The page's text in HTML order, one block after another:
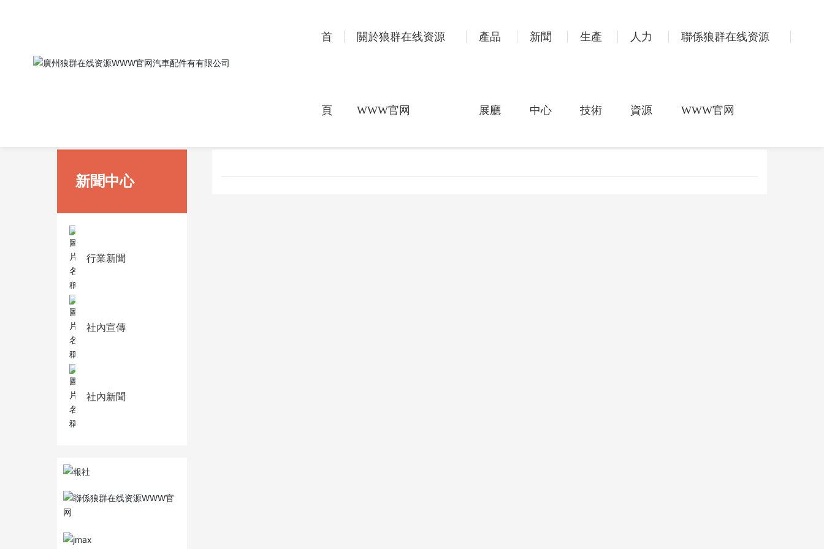
首
頁
關於狼群在线资源
WWW官网
產品
展廳
新聞
中心
生產
技術
人力
資源
聯係狼群在线资源
WWW官网
新聞中心
行業新聞
社內宣傳
社內新聞